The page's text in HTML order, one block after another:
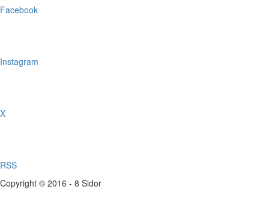
Facebook
Instagram
X
RSS
Copyright © 2016 - 8 Sidor